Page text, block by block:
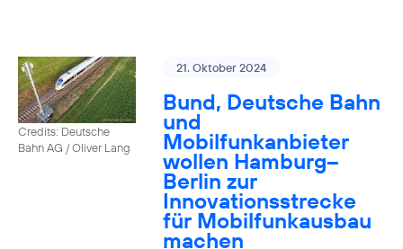
Credits: Deutsche
Bahn AG / Oliver Lang
21. Oktober 2024
Bund, Deutsche Bahn
und
Mobilfunkanbieter
wollen Hamburg–
Berlin zur
Innovationsstrecke
für Mobilfunkausbau
machen